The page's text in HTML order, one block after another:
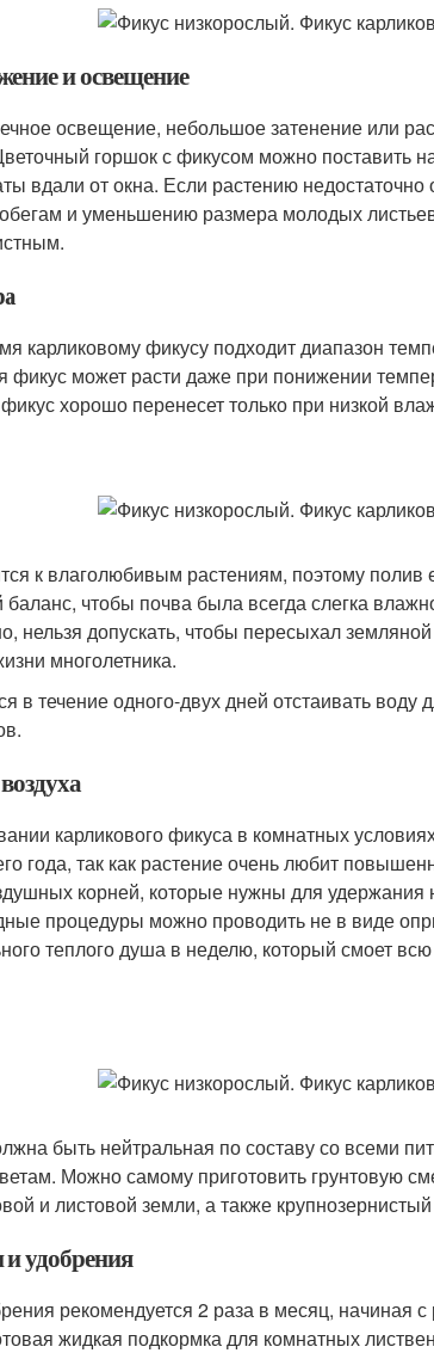
и освещение
освещение, небольшое затенение или
горшок с фикусом можно поставить
вдали от окна. Если растению
и уменьшению размера молодых
карликовому фикусу подходит диапазон
фикус может расти даже при понижении
хорошо перенесет только при низкой
к влаголюбивым растениям, поэтому
чтобы почва была всегда слегка
нельзя допускать, чтобы пересыхал
многолетника.
в течение одного-двух дней отстаивать
карликового фикуса в комнатных
года, так как растение очень любит
корней, которые нужны для
процедуры можно проводить не в виде
теплого душа в неделю, который смоет
быть нейтральная по составу со всеми
Можно самому приготовить грунтовую
и листовой земли, а также
удобрения
рекомендуется 2 раза в месяц,
жидкая подкормка для комнатных